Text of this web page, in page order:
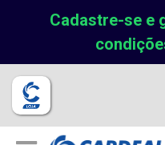
Cadastre-se e